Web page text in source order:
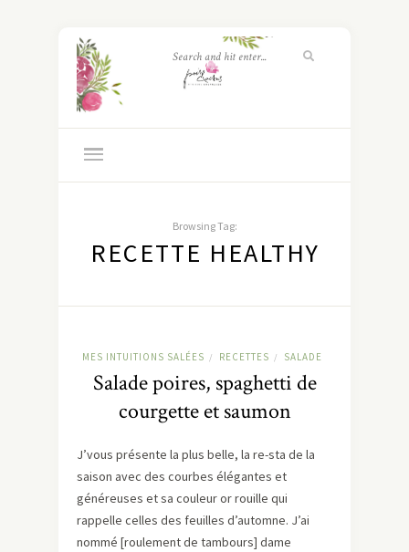
Browsing Tag:
RECETTE HEALTHY
MES INTUITIONS SALÉES / RECETTES / SALADE
Salade poires, spaghetti de
courgette et saumon
J’vous présente la plus belle, la re-sta de la
saison avec des courbes élégantes et
généreuses et sa couleur or rouille qui
rappelle celles des feuilles d’automne. J’ai
nommé [roulement de tambours] dame